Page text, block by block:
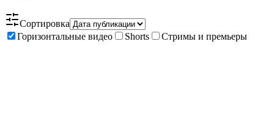
Сортировка
Горизонтальные видео
Shorts Стримы и премьеры